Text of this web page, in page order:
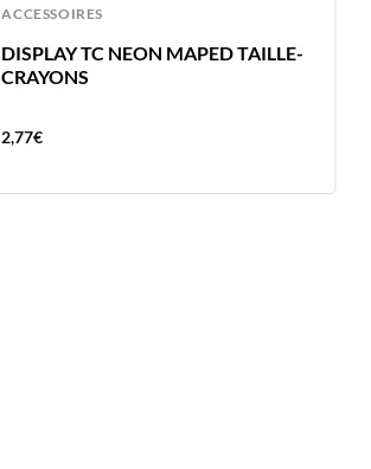
ACCESSOIRES
DISPLAY TC NEON MAPED TAILLE-
CRAYONS
2,77€